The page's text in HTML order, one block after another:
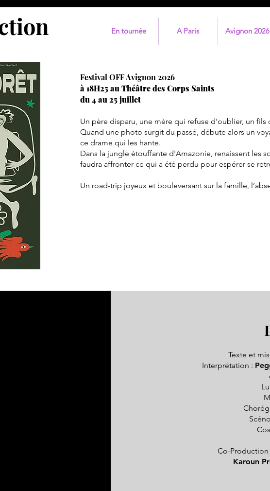
En tournée A Paris Avignon 2026
Festival OFF Avignon 2026
à 18H25 au Théâtre des Corps Saints
du 4 au 25 juillet
Un père disparu, une mère qui refuse d’oublier, un fils
Quand une photo surgit du passé, débute alors un
ce drame qui les hante.
Dans la jungle étouffante d'Amazonie, renaissent les
faudra affronter ce qui a été perdu pour espérer se
Un road-trip joyeux et bouleversant sur la famille,
Texte et
Interprétation :
Co-Production
Karoun